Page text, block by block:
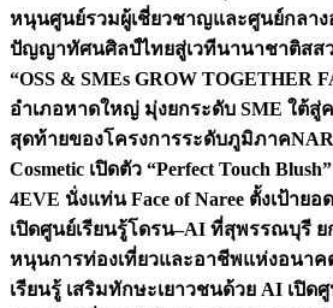
หนุนศูนย์รวมผู้เชี่ยวชาญและศูนย์กลา
ปัญญาทัศนศิลป์ไทยสู่เวทีนานาชาติสส
“OSS & SMEs GROW TOGETHER
อำเภอหาดใหญ่ มุ่งยกระดับ SME ใต้สู่
สุดท้ายของโครงการระดับภูมิภาค
Cosmetic เปิดตัว “Perfect Touch
4EVE นั่งแท่น Face of Naree ตั้งเป้าย
เปิดศูนย์เรียนรู้โดรน–AI ที่สุพรรณบุรี
หนุนการท่องเที่ยวและอาชีพแห่งอนาค
เรียนรู้ เสริมทักษะเยาวชนด้วย AI เปิด